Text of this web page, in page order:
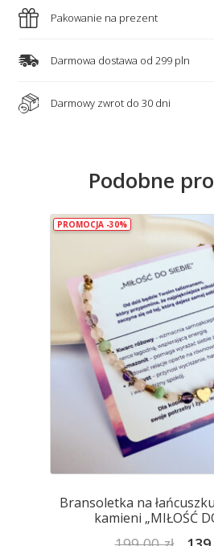
Pakowanie na prezent
Darmowa dostawa od 299 pln
Darmowy zwrot do 30 dni
Podobne
PROMOCJA -30%
Bransoletka na
kamieni „MIŁOŚĆ